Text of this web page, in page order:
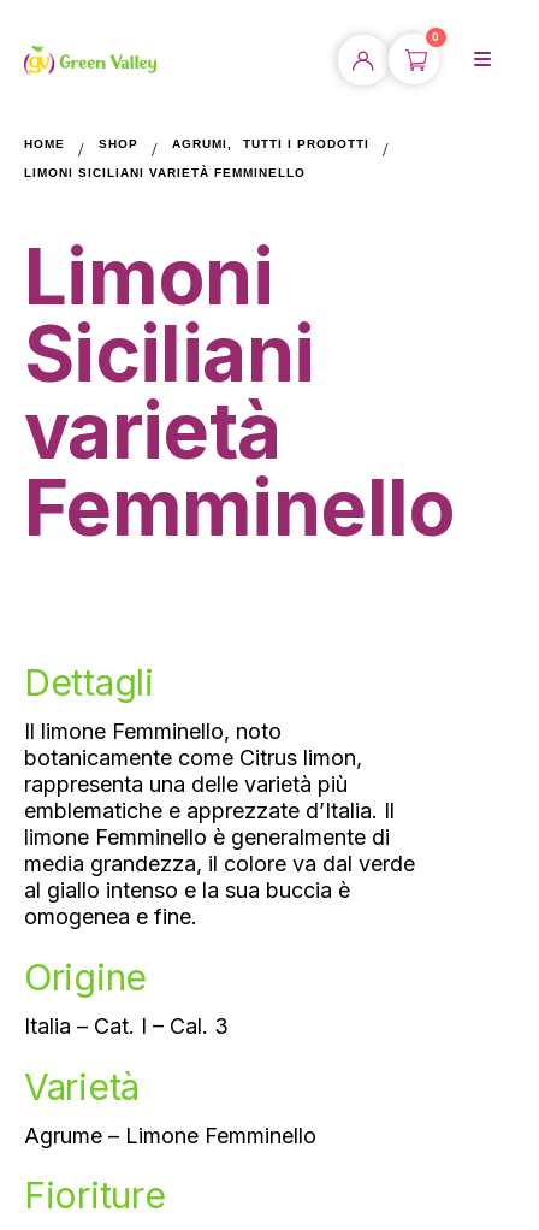
0
HOME SHOP AGRUMI TUTTI I PRODOTTI
LIMONI SICILIANI VARIETÀ FEMMINELLO
Limoni
Siciliani
varietà
Femminello
Dettagli
Il limone Femminello, noto
botanicamente come Citrus limon,
rappresenta una delle varietà più
emblematiche e apprezzate d’Italia. Il
limone Femminello è generalmente di
media grandezza, il colore va dal verde
al giallo intenso e la sua buccia è
omogenea e fine.
Origine
Italia – Cat. I – Cal. 3
Varietà
Agrume – Limone Femminello
Fioriture